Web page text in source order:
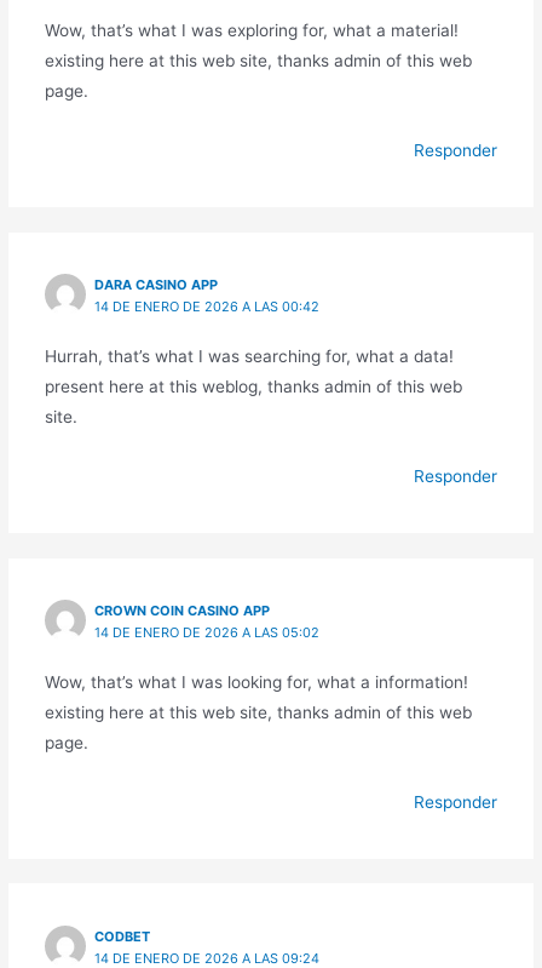
Wow, that’s what I was exploring for, what a material!
existing here at this web site, thanks admin of this web
page.
Responder
DARA CASINO APP
14 DE ENERO DE 2026 A LAS 00:42
Hurrah, that’s what I was searching for, what a data!
present here at this weblog, thanks admin of this web
site.
Responder
CROWN COIN CASINO APP
14 DE ENERO DE 2026 A LAS 05:02
Wow, that’s what I was looking for, what a information!
existing here at this web site, thanks admin of this web
page.
Responder
CODBET
14 DE ENERO DE 2026 A LAS 09:24